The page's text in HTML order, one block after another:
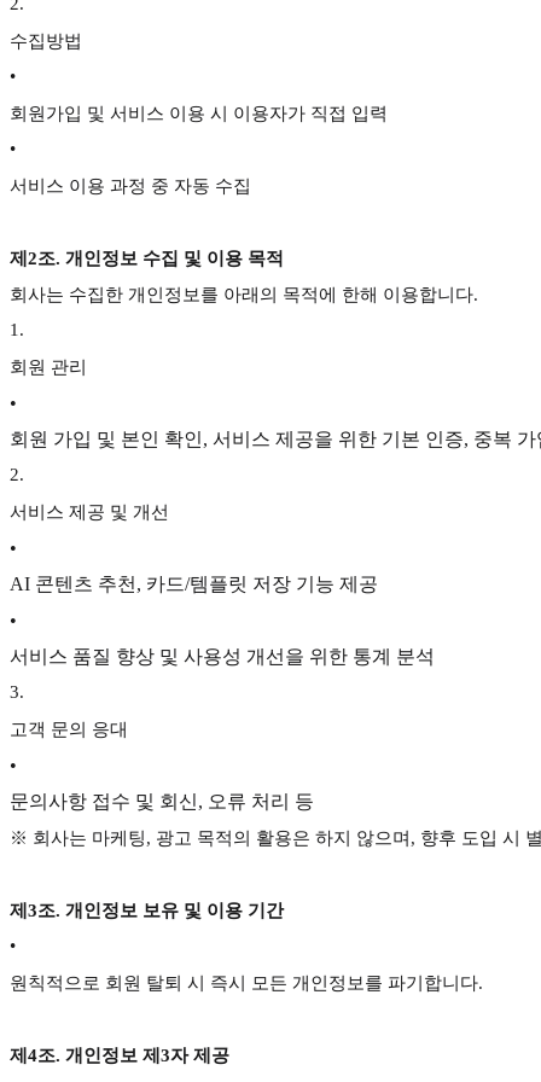
2.
수집방법
•
회원가입 및 서비스 이용 시 이용자가 직접 입력
•
서비스 이용 과정 중 자동 수집
제2조. 개인정보 수집 및 이용 목적
회사는 수집한 개인정보를 아래의 목적에 한해 이용합니다.
1.
회원 관리
•
회원 가입 및 본인 확인, 서비스 제공을 위한 기본 인증, 중복 가
2.
서비스 제공 및 개선
•
AI 콘텐츠 추천, 카드/템플릿 저장 기능 제공
•
서비스 품질 향상 및 사용성 개선을 위한 통계 분석
3.
고객 문의 응대
•
문의사항 접수 및 회신, 오류 처리 등
※ 회사는 마케팅, 광고 목적의 활용은 하지 않으며, 향후 도입 시
제3조. 개인정보 보유 및 이용 기간
•
원칙적으로 회원 탈퇴 시 즉시 모든 개인정보를 파기합니다.
제4조. 개인정보 제3자 제공